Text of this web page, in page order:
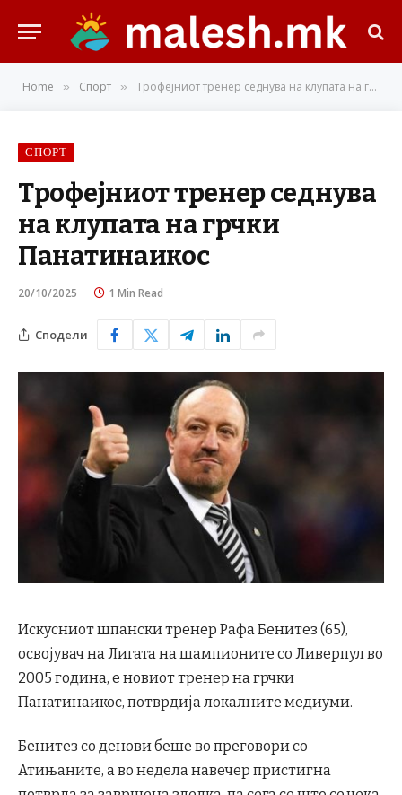
Home » Спорт » Трофејниот тренер седнува на клупата на грчки Панатинаикос
СПОРТ
Трофејниот тренер седнува
на клупата на грчки
Панатинаикос
20/10/2025 1 Min Read
Сподели
Искусниот шпански тренер Рафа Бенитез (65),
освојувач на Лигата на шампионите со Ливерпул во
2005 година, е новиот тренер на грчки
Панатинаикос, потврдија локалните медиуми.
Бенитез со денови беше во преговори со
Атињаните, а во недела навечер пристигна